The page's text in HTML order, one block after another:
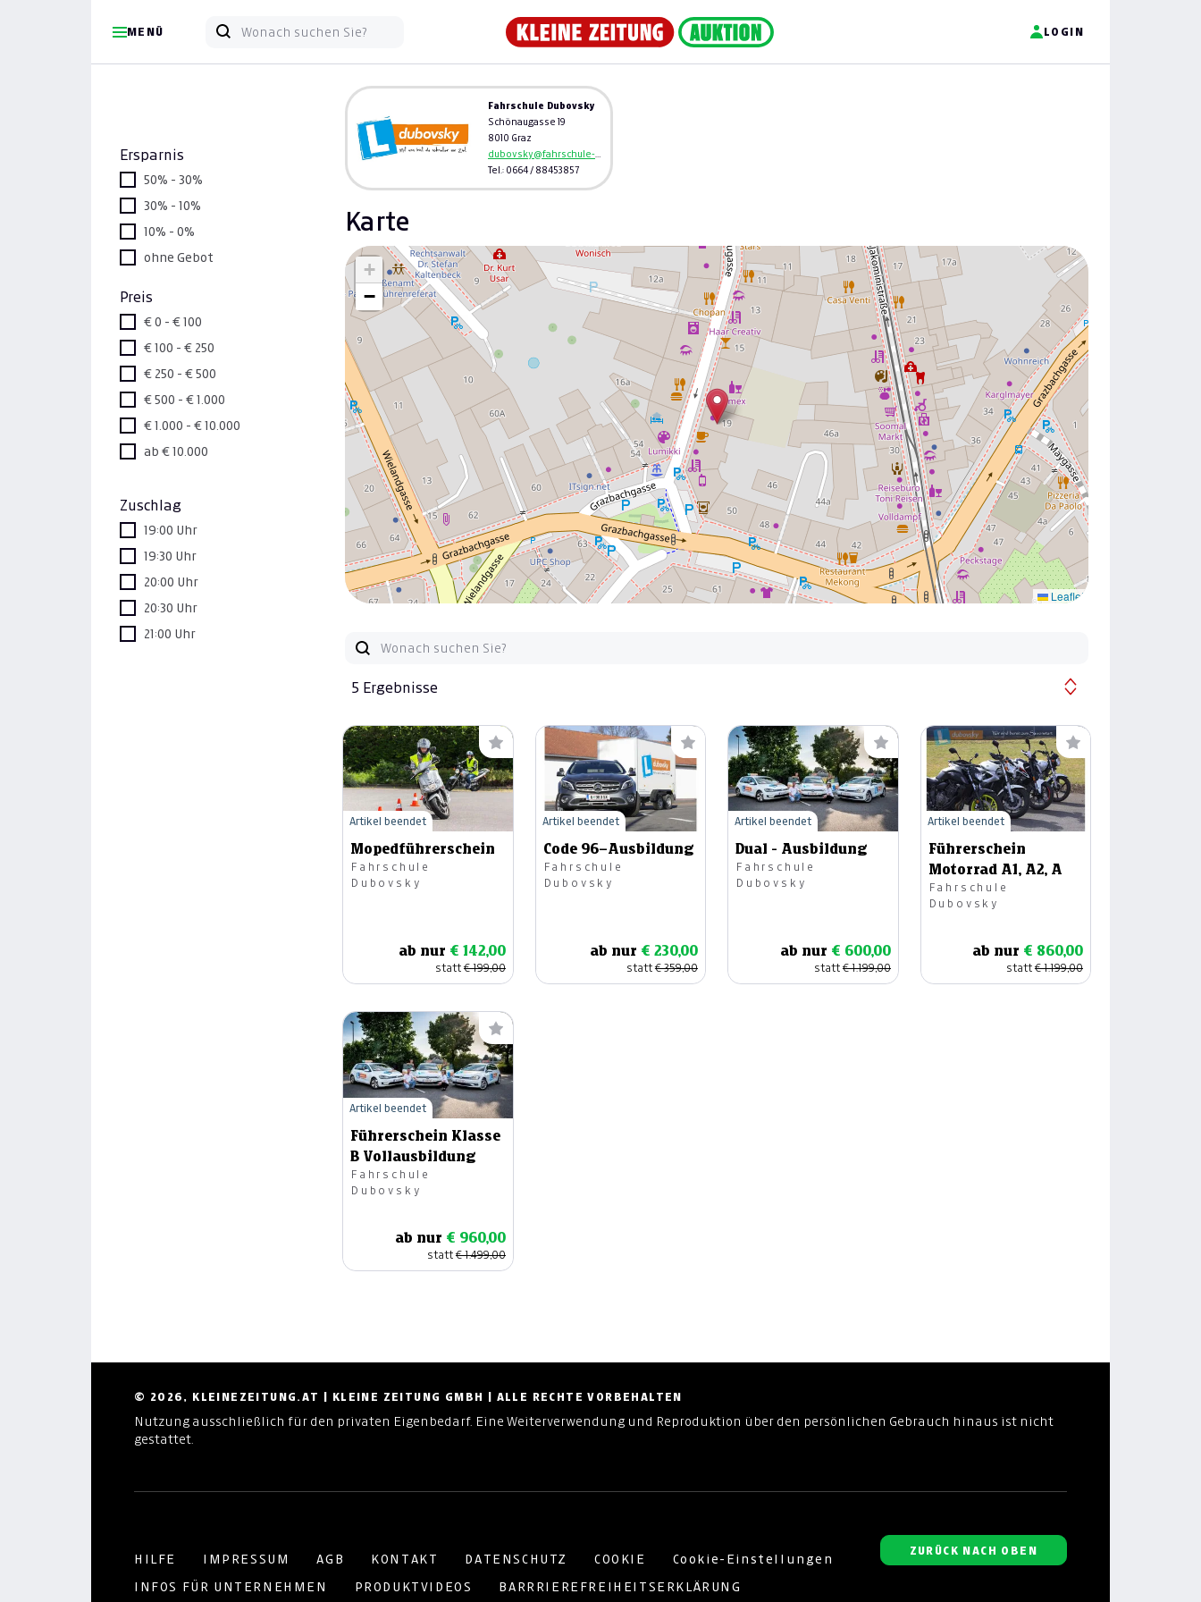
MENÜ LOGIN
Ersparnis
50% - 30%
30% - 10%
10% - 0%
ohne Gebot
Preis
€ 0 - € 100
€ 100 - € 250
€ 250 - € 500
€ 500 - € 1.000
€ 1.000 - € 10.000
ab € 10.000
Zuschlag
19:00 Uhr
19:30 Uhr
20:00 Uhr
20:30 Uhr
21:00 Uhr
Fahrschule Dubovsky
Schönaugasse 19
8010 Graz
Tel.: 0664 / 88453857
Karte
+
−
Leaflet
5 Ergebnisse
Mopedführerschein
Fahrschule
Dubovsky
ab nur € 142,00
statt€ 199,00
Artikel beendet
Code 96–Ausbildung
Fahrschule
Dubovsky
ab nur € 230,00
statt€ 359,00
Artikel beendet
Dual - Ausbildung
Fahrschule
Dubovsky
ab nur € 600,00
statt€ 1.199,00
Artikel beendet
Führerschein
Motorrad A1, A2, A
Fahrschule
Dubovsky
ab nur € 860,00
statt€ 1.199,00
Artikel beendet
Führerschein Klasse
B Vollausbildung
Fahrschule
Dubovsky
ab nur € 960,00
statt€ 1.499,00
Artikel beendet
© 2026, KLEINEZEITUNG.AT | KLEINE ZEITUNG GMBH | ALLE RECHTE VORBEHALTEN
Nutzung ausschließlich für den privaten Eigenbedarf. Eine Weiterverwendung und Reproduktion über den persönlichen Gebrauch hinaus ist nicht
gestattet.
HILFE IMPRESSUM AGB KONTAKT DATENSCHUTZ COOKIE Cookie-Einstellungen
INFOS FÜR UNTERNEHMEN PRODUKTVIDEOS BARRRIEREFREIHEITSERKLÄRUNG
ZURÜCK NACH OBEN